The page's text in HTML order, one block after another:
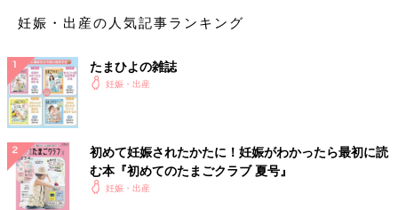
妊娠・出産の人気記事ランキング
たまひよの雑誌
妊娠・出産
初めて妊娠されたかたに！妊娠がわかったら最初に読
む本『初めてのたまごクラブ 夏号』
妊娠・出産